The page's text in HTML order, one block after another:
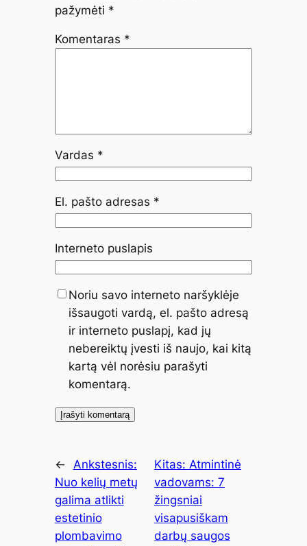
pažymėti *
Komentaras *
Vardas *
El. pašto adresas *
Interneto puslapis
Noriu savo interneto naršyklėje
išsaugoti vardą, el. pašto adresą
ir interneto puslapį, kad jų
nebereiktų įvesti iš naujo, kai kitą
kartą vėl norėsiu parašyti
komentarą.
← Ankstesnis:
Nuo kelių metų
galima atlikti
estetinio
plombavimo
Kitas: Atmintinė
vadovams: 7
žingsniai
visapusiškam
darbų saugos